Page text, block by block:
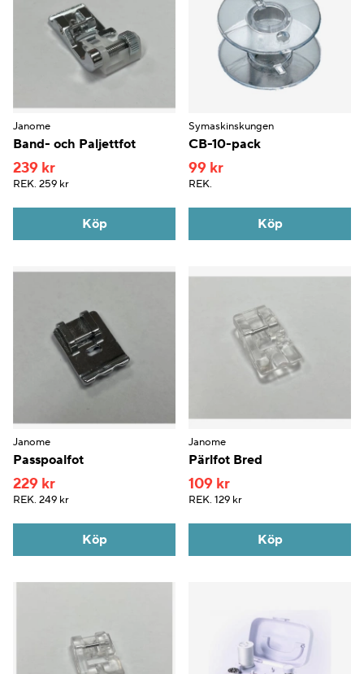
Janome
Band- och Paljettfot
239 kr
REK. 259 kr
Köp
Symaskinskungen
CB-10-pack
99 kr
REK.
Köp
Janome
Passpoalfot
229 kr
REK. 249 kr
Köp
Janome
Pärlfot Bred
109 kr
REK. 129 kr
Köp